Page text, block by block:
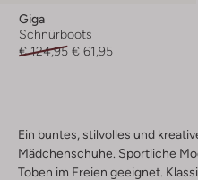
Giga
Schnürboots
€ 124,95 € 61,95
Ein buntes, stilvolles und
Mädchenschuhe. Sportliche
Toben im Freien geeignet.